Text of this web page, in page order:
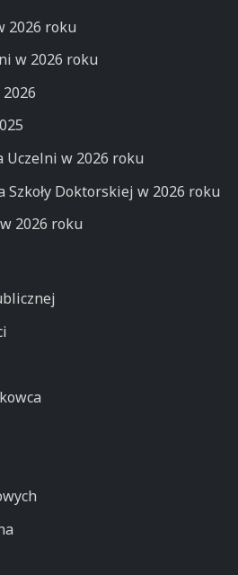
2026 roku
w 2026 roku
Uczelni w 2026 roku
Doktorskiej w 2026 roku
2026 roku